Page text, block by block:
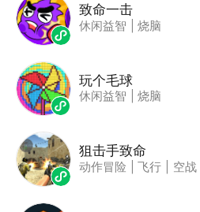
致命一击
休闲益智 烧脑
玩个毛球
休闲益智 烧脑
狙击手致命
动作冒险 飞行 空战